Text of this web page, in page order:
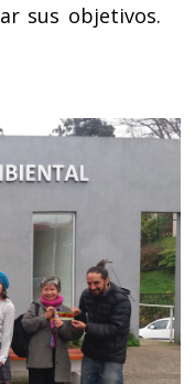
sus objetivos.